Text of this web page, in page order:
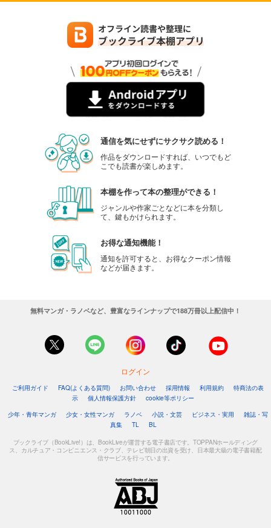
通信を気にせずにサクサク読める！
作品をダウンロードすれば、いつでもど
こでも読書が楽しめます。
本棚を作って本の整理ができる！
ジャンルや作家ごとなどに本を分類し
て、鍵もかけられます。
お得な通知機能！
通知を許可すると、お得なクーポン情報
などが届きます。
無料マンガ・ラノベなど、豊富なラインナップで188万冊以上配信中！
ログイン
ご利用ガイド FAQ(よくある質問) お問い合わせ 採用情報 利用規約
特商法の表
示
個人情報保護方針
cookie等ポリシー
少年・青年マンガ
少女・女性マンガ ラノベ 小説・文芸 ビジネス・実用
雑誌・写
真集
TL BL
ブックライブ（BookLive!）は、BookLiveが運営する電子書店です。TOPPANホールディング
ス、カルチュア・コンビニエンス・クラブ、テレビ朝日の出資を受け、日本最大級の電子書籍配
信サービスを行っています。